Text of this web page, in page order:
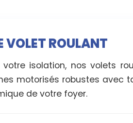
VOLET ROULANT
isolation, nos volets
motorisés robustes
de votre foyer.